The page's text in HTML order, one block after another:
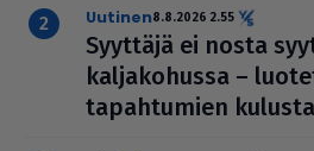
uutinen8.8.2026 2.55
Syyttäjä ei nosta
kal­ja­ko­hussa –
tapah­tu­mien